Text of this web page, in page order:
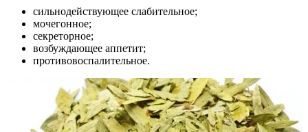
сильнодействующее слабительное;
мочегонное;
секреторное;
возбуждающее аппетит;
противовоспалительное.